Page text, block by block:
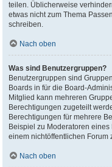
teilen. Üblicherweise
etwas nicht zum Thema
schreiben.
Nach oben
Was sind Benutzergruppen?
Benutzergruppen sind
Boards in für die Board-
Mitglied kann mehreren
Berechtigungen zugeteilt
Berechtigungen für mehrere
Beispiel zu Moderatoren
einem nichtöffentlichen Forum
Nach oben